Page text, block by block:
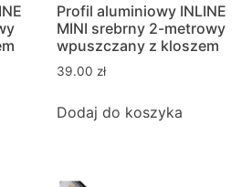
Profil aluminiowy INLINE
MINI srebrny 2-metrowy
wpuszczany z kloszem
39.00 zł
Dodaj do koszyka